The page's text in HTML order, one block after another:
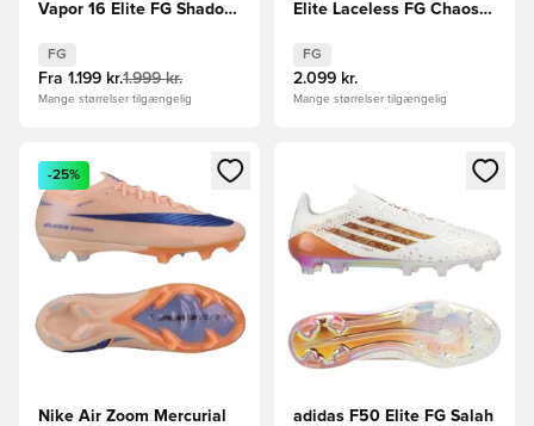
Vapor 16 Elite FG Shadow
FG
Fra 1.199 kr.1.999 kr.
Mange størrelser tilgængelig
Elite Laceless FG Chaos
FG
2.099 kr.
Mange størrelser tilgængelig
Åbner en Modal til at logge ind eller tilmelde dig som
-25%
Nike Air Zoom Mercurial
Åbner en Modal til at logge
adidas F50 Elite FG Salah